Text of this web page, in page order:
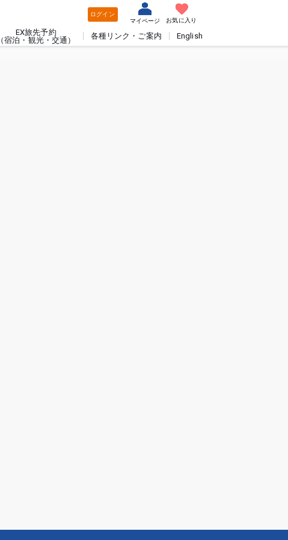
ログイン
マイページ
お気に入り
EX旅先予約
（宿泊・観光・交通）
各種リンク・ご案内 English